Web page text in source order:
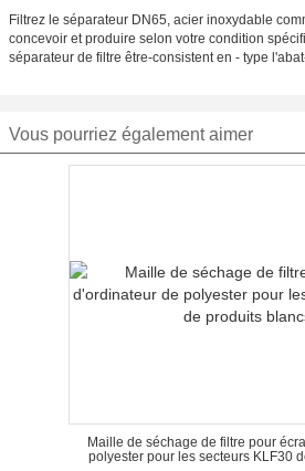
Filtrez le séparateur DN65, acier inoxydable
concevoir et produire selon votre condition
séparateur de filtre être-consistent en - type
Vous pourriez également aimer
Maille de séchage de filtre pour
polyester pour les secteurs KLF30